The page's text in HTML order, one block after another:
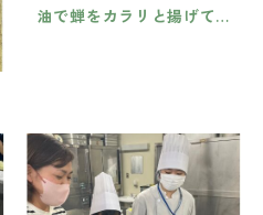
油で蝉をカラリと揚げて…